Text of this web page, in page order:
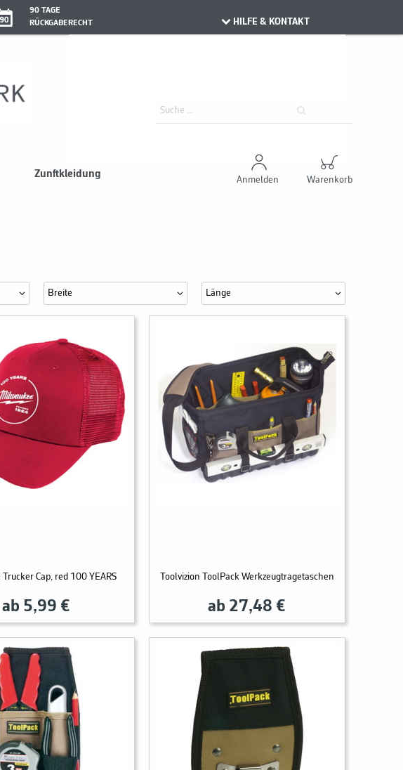
90 TAGE
RÜCKGABERECHT
HILFE & KONTAKT
Zunftkleidung
Anmelden Warenkorb
Breite Länge
Cap, red 100 YEARS
ab 5,99 €
Toolvizion ToolPack Werkzeugtragetaschen
ab 27,48 €